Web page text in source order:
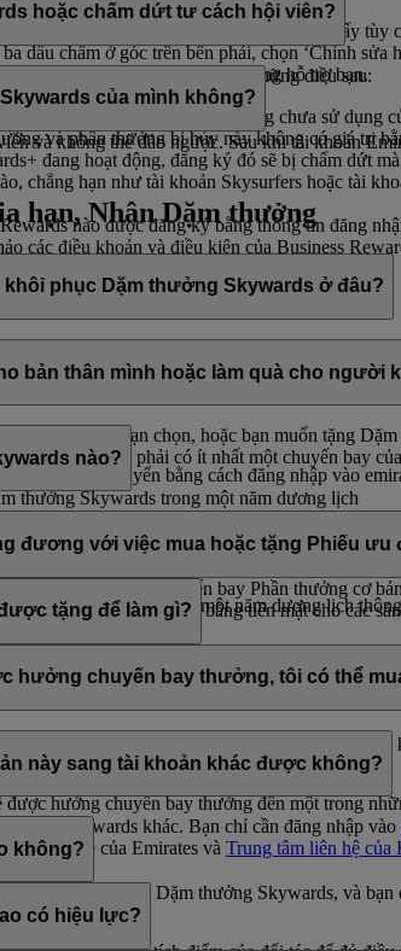
’ và bạn sẽ thấy
dấu chấm ở góc trên bên phải, chọn ‘Chỉnh sửa
của chúng tôi và họ luôn sẵn lòng hỗ trợ bạn.
hoặc chấm dứt tư cách hội viên?
tư cách hội viên, vui lòng lưu ý những điều sau:
bộ Dặm thưởng và phần thưởng chưa sử
và phần thưởng bị hủy này không có giá trị
đang hoạt động, đăng ký đó sẽ bị chấm dứt
chẳng hạn như tài khoản Skysurfers hoặc tài
nào được đăng ký bằng thông tin đăng
các điều khoản và điều kiện của Business
của mình không?
và không thể đảo ngược. Sau khi tài khoản
hạn, Nhân Dặm thưởng
phục Dặm thưởng Skywards ở đâu?
thực hiện trực tuyến bằng cách đăng nhập vào
bản thân mình hoặc làm quà cho người
thưởng mà bạn chọn, hoặc bạn muốn tặng
viên mua Dặm phải có ít nhất một chuyến bay
thưởng Skywards trong một năm dương lịch
cho mỗi giao dịch, mỗi 1.000 Dặm
nào?
cho người khác theo bội số của 1.000, tối
thưởng Skywards trong một năm dương lịch
Skywards trong một năm dương lịch
đương với việc mua hoặc tặng Phiếu ưu
sử dụng để đổi chuyến bay Phần thưởng cơ
dụng làm phiếu ưu đãi bằng tiền mặt cho các
tặng để làm gì?
các chuyến bay Phần thưởng cơ bản và
tra yêu cầu về số Dặm thưởng Skywards cho
hưởng chuyến bay thưởng, tôi có thể
không đủ để đổi lấy chuyến bay thưởng. Hãy
.
hưởng chuyến bay thưởng đến một trong
này sang tài khoản khác được không?
Skywards khác. Bạn chỉ cần đăng nhập vào
bán lẻ của Emirates và Trung tâm liên hệ của
điểm chuyển.
không?
bắt đầu từ 2.000 Dặm thưởng Skywards, và
có hiệu lực?